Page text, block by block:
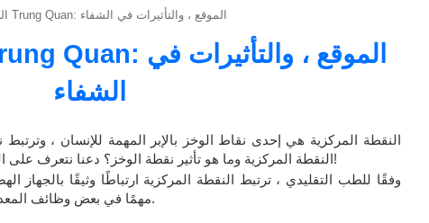
نقطة الوخز بالإبر Trung Quan: الموقع ، والتأثيرات في الشفاء
الشفاء
النقطة المركزية هي إحدى نقاط الوخز بالإبر المهمة للإنسان ، وترتبط
النقطة المركزية وما هو تأثير نقطة الوخز؟ دعنا نتعرف على العلامات والأعراض من خلال المقالة أدناه!
وفقًا للطب التقليدي ، ترتبط النقطة المركزية ارتباطًا وثيقًا
مهمًا في بعض وظائف المعدة ، مما يدعم فقدان الدهون بشكل فعال.